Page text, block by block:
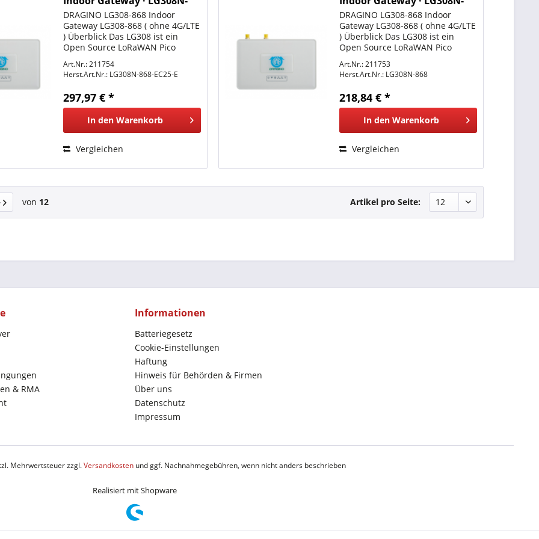
868 (Mit 4G/LTE)
DRAGINO LG308-868 Indoor
Gateway LG308-868 ( ohne 4G/LTE
) Überblick Das LG308 ist ein
Open Source LoRaWAN Pico
Verbindung von LoRa-Wireless-
Netzwerken mit einem IP-
Netzwerk über WiFi, Ethernet
oder...
Art.Nr.: 211754
Herst.Art.Nr.: LG308N-868-EC25-E
297,97 € *
In den Warenkorb
Vergleichen
868 ( Ohne 4G/LTE)
DRAGINO LG308-868 Indoor
Gateway LG308-868 ( ohne 4G/LTE
) Überblick Das LG308 ist ein
Open Source LoRaWAN Pico
Verbindung von LoRa-Wireless-
Netzwerken mit einem IP-
Netzwerk über WiFi, Ethernet
oder...
Art.Nr.: 211753
Herst.Art.Nr.: LG308N-868
218,84 € *
In den Warenkorb
Vergleichen
von 12 Artikel pro Seite:
& RMA
Informationen
Batteriegesetz
Cookie-Einstellungen
Haftung
Hinweis für Behörden & Firmen
Über uns
Datenschutz
Impressum
Mehrwertsteuer zzgl.Versandkostenund ggf. Nachnahmegebühren, wenn nicht anders beschrieben
Realisiert mit Shopware